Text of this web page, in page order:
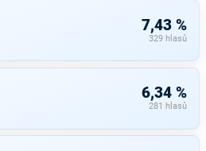
7,43 %
329 hlasů
6,34 %
281 hlasů